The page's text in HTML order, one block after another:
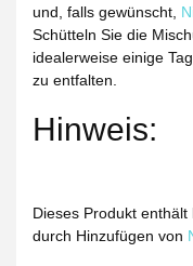
und, falls gewünscht,
Schütteln Sie die
idealerweise einige
zu entfalten.
Hinweis:
Dieses Produkt
durch Hinzufügen von